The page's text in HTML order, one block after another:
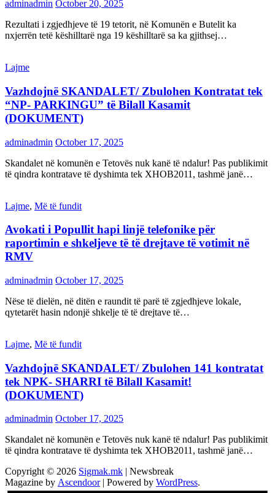
adminadmin October 20, 2025
Rezultati i zgjedhjeve të 19 tetorit, në Komunën e Butelit ka
nxjerrën tetë këshilltarë nga 19 këshilltarë sa ka gjithsej…
Lajme
Vazhdojnë SKANDALET/ Zbulohen Kontratat tek
“NP- PARKINGU” të Bilall Kasamit
(DOKUMENT)
adminadmin October 17, 2025
Skandalet në komunën e Tetovës nuk kanë të ndalur! Pas publikimit
të qindra kontratave të dyshimta tek XHOB2011, tashmë janë…
Lajme, Më të fundit
Avokati i Popullit hapi linjë telefonike për
raportimin e shkeljeve të të drejtave të votimit në
RMV
adminadmin October 17, 2025
Nëse të dielën, në ditën e raundit të parë të zgjedhjeve lokale,
qytetarët hasin ndonjë shkelje të të drejtave të…
Lajme, Më të fundit
Vazhdojnē SKANDALET/ Zbulohen 141 kontratat
tek NPK- SHARRI të Bilall Kasamit!
(DOKUMENT)
adminadmin October 17, 2025
Skandalet në komunën e Tetovës nuk kanë të ndalur! Pas publikimit
të qindra kontratave të dyshimta tek XHOB2011, tashmë janë…
Copyright © 2026 Sigmak.mk | Newsbreak
Magazine by Ascendoor| Powered by WordPress.